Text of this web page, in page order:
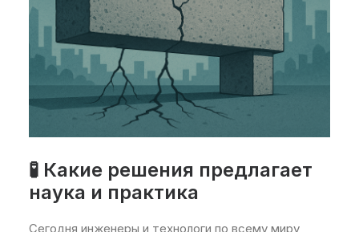
🧪 Какие решения предлагает
наука и практика
Сегодня инженеры и технологи по всему миру